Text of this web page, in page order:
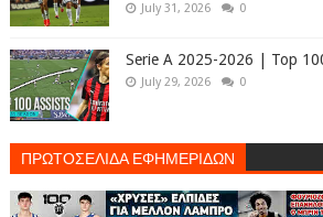
July 31, 2026 0
Serie A 2025-2026 | Top
July 29, 2026 0
ΠΡΩΤΟΣΕΛΙΔΑ ΕΦΗΜΕΡΙΔΩΝ